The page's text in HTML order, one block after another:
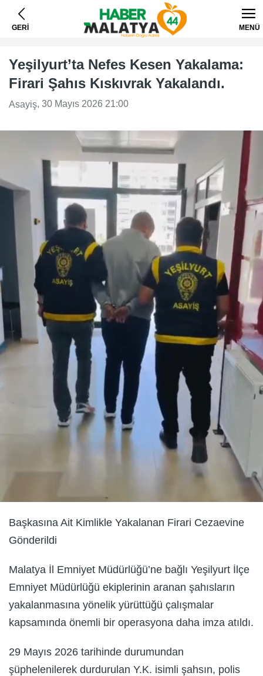
GERİ MENÜ
Yeşilyurt’ta Nefes Kesen Yakalama:
Firari Şahıs Kıskıvrak Yakalandı.
Asayiş, 30 Mayıs 2026 21:00
Başkasına Ait Kimlikle Yakalanan Firari Cezaevine
Gönderildi
Malatya İl Emniyet Müdürlüğü’ne bağlı Yeşilyurt İlçe
Emniyet Müdürlüğü ekiplerinin aranan şahısların
yakalanmasına yönelik yürüttüğü çalışmalar
kapsamında önemli bir operasyona daha imza atıldı.
29 Mayıs 2026 tarihinde durumundan
şüphelenilerek durdurulan Y.K. isimli şahsın, polis